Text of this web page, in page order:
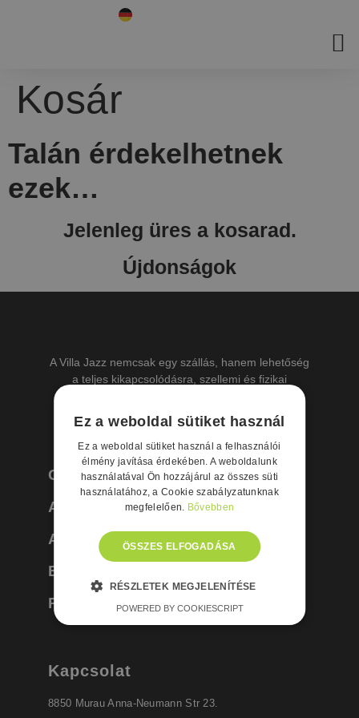
Kosár
Talán érdekelhetnek
ezek…
Jelenleg üres a kosarad.
Újdonságok
A Villa Jazz nemcsak egy szállás, hanem lehetőség
a teljes kikapcsolódásra, szellemi és fizikai
Galéria
Ajánlatok
Apartmanok
Események
Programok
Kapcsolat
8850 Murau Anna-Neumann Str 23.
Ez a weboldal sütiket használ
Ez a weboldal sütiket használ a felhasználói
élmény javítása érdekében. A weboldalunk
használatával Ön hozzájárul az összes süti
használatához, a Cookie szabályzatunknak
megfelelően. Bővebben
ÖSSZES ELFOGADÁSA
RÉSZLETEK MEGJELENÍTÉSE
POWERED BY COOKIESCRIPT